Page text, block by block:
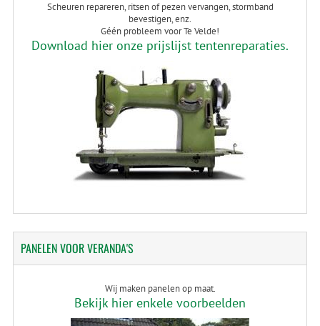
Scheuren repareren, ritsen of pezen vervangen, stormband
bevestigen, enz.
Géén probleem voor Te Velde!
Download hier onze prijslijst tentenreparaties.
PANELENVOOR VERANDA'S
Wij maken panelen op maat.
Bekijk hier enkele voorbeelden